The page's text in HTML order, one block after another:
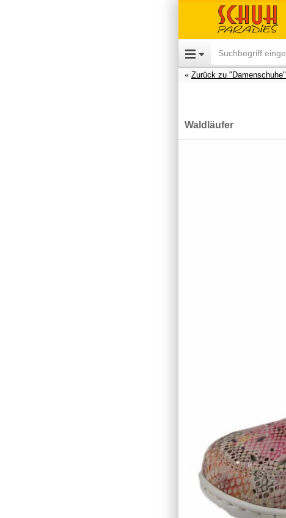
Zurück zu "Damenschuhe"
Waldläufer